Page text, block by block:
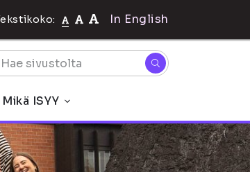
In English
Mikä ISYY